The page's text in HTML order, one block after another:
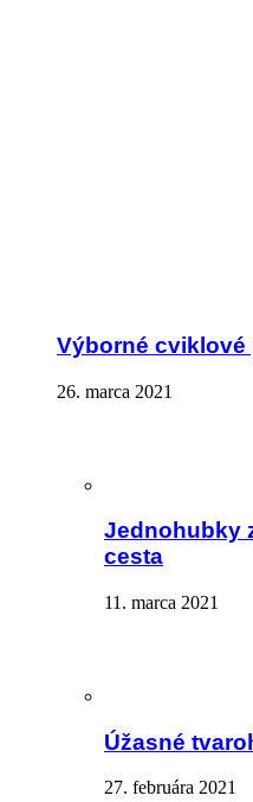
Výborné cviklové
26. marca 2021
Jednohubky
cesta
11. marca 2021
Úžasné
27. februára 2021